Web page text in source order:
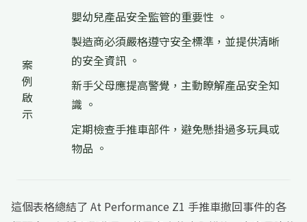
案
例
啟
示
嬰幼兒產品安全監管的重要性 。
製造商必須嚴格遵守安全標準，並提供清晰
的安全資訊 。
新手父母應提高警覺，主動瞭解產品安全知
識 。
定期檢查手推車部件，避免懸掛過多玩具或
物品 。
這個表格總結了 At Performance Z1 手推車撤回事件的各